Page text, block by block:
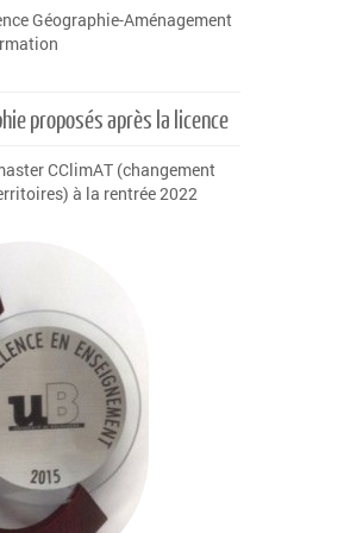
Géographie-Aménagement
proposés après la licence
CClimAT (changement
à la rentrée 2022